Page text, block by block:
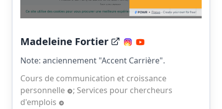
Madeleine Fortier
Note: anciennement "Accent Carrière".
Cours de communication et croissance
personnelle
; Services pour chercheurs
d'emplois